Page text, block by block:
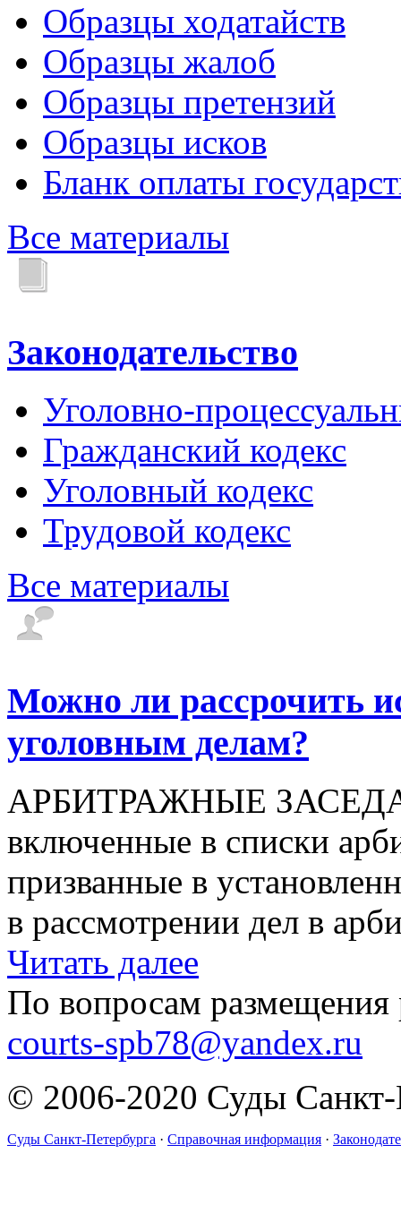
Образцы ходатайств
Образцы жалоб
Образцы претензий
Образцы исков
Бланк оплаты
Все материалы
Законодательство
Уголовно-
Гражданский кодекс
Уголовный кодекс
Трудовой кодекс
Все материалы
Можно ли рассрочить
уголовным делам?
АРБИТРАЖНЫЕ
включенные в списки
призванные в
в рассмотрении дел в
Читать далее
По вопросам размещения
courts-spb78@yandex.ru
© 2006-2020 Суды Санкт-
Суды Санкт-Петербурга · Справочная информация ·